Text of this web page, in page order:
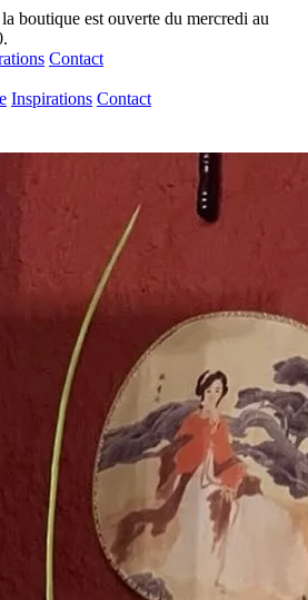
boutique est ouverte du mercredi au
Contact
Inspirations Contact